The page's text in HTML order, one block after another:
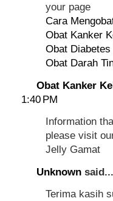
your page
Cara
Obat Kanker
Obat
Obat Darah
Obat Kanker
1:40 PM
Information
please visit
Jelly Gamat
Unknown said...
Terima kasih